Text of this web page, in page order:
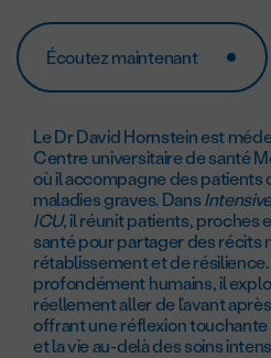
Écoutez maintenant
Le Dr David Hornstein est
Centre universitaire de santé
où il accompagne des patients
maladies graves. Dans
ICU, il réunit patients, proches
santé pour partager des récits
rétablissement et de
profondément humains, il
réellement aller de l’avant
offrant une réflexion touchante
et la vie au-delà des soins